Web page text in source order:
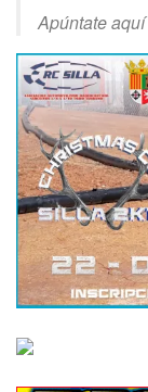
Apúntate aquí